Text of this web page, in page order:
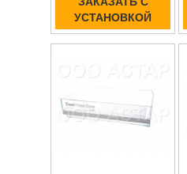
УСТАНОВКОЙ